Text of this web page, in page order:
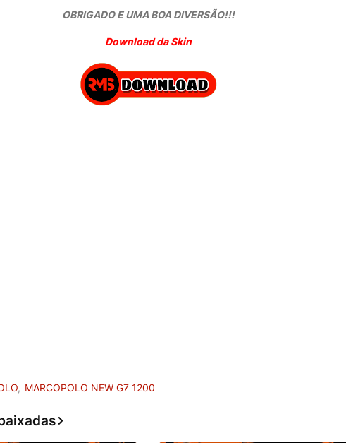
OBRIGADO E UMA BOA DIVERSÃO!!!
Download da Skin
MARCOPOLO NEW G7 1200